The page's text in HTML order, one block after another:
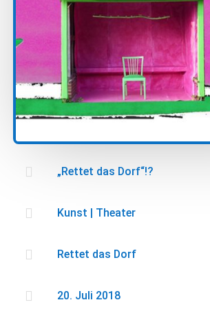
 „Rettet das Dorf“!?
 Kunst | Theater
 Rettet das Dorf
 20. Juli 2018